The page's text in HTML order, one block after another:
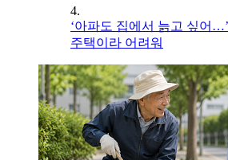
4.
‘아파도 집에서 늙고 싶어
주택이라 어려워